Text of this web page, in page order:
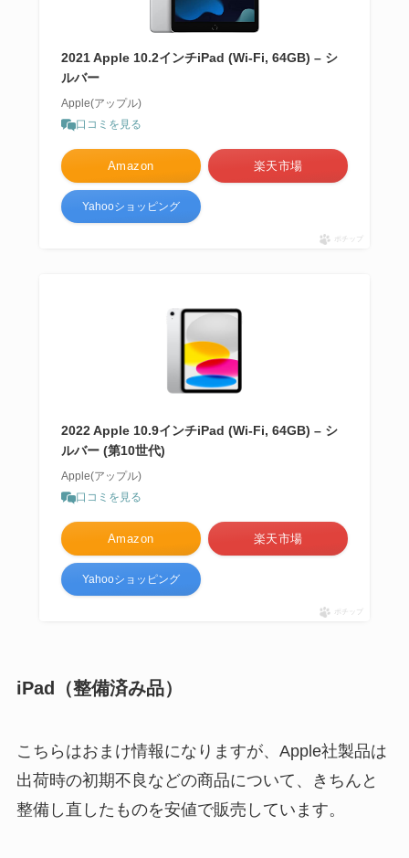
2021 Apple 10.2インチiPad (Wi-Fi, 64GB) – シ
ルバー
Apple(アップル)
口コミを見る
Amazon 楽天市場
Yahooショッピング
ポチップ
2022 Apple 10.9インチiPad (Wi-Fi, 64GB) – シ
ルバー (第10世代)
Apple(アップル)
口コミを見る
Amazon 楽天市場
Yahooショッピング
ポチップ
iPad（整備済み品）
こちらはおまけ情報になりますが、Apple社製品は
出荷時の初期不良などの商品について、きちんと
整備し直したものを安値で販売しています。